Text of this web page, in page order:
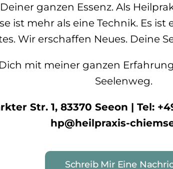
ganzen Essenz. Als
ist mehr als eine Technik. Es
Wir erschaffen Neues. Deine
mit meiner ganzen
Seelenweg.
Str. 1, 83370 Seeon | Tel:
hp@heilpraxis-
Schreib Mir Eine